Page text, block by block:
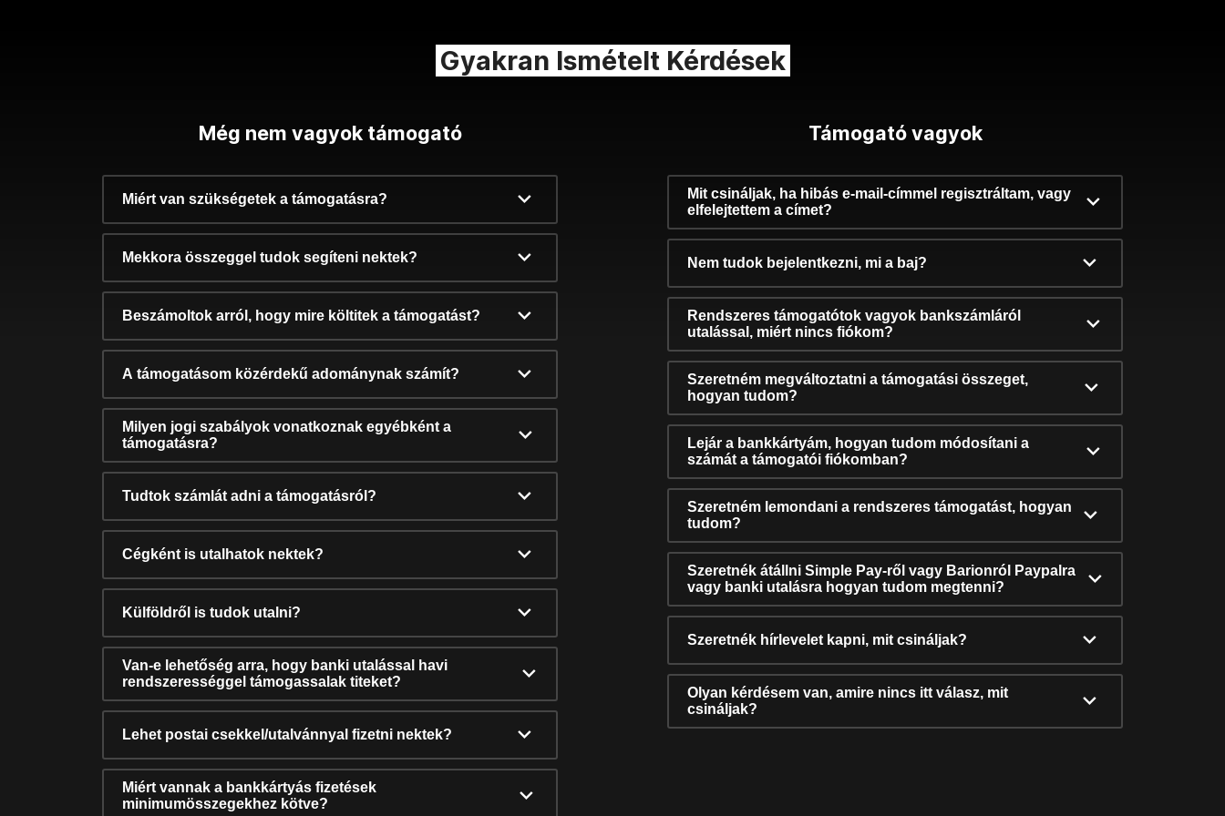
Gyakran Ismételt Kérdések
Még nem vagyok támogató
Miért van szükségetek a támogatásra?
Mekkora összeggel tudok segíteni nektek?
Beszámoltok arról, hogy mire költitek a támogatást?
A támogatásom közérdekű adománynak számít?
Milyen jogi szabályok vonatkoznak egyébként a
támogatásra?
Tudtok számlát adni a támogatásról?
Cégként is utalhatok nektek?
Külföldről is tudok utalni?
Van-e lehetőség arra, hogy banki utalással havi
rendszerességgel támogassalak titeket?
Lehet postai csekkel/utalvánnyal fizetni nektek?
Miért vannak a bankkártyás fizetések
minimumösszegekhez kötve?
Támogató vagyok
Mit csináljak, ha hibás e-mail-címmel regisztráltam, vagy
elfelejtettem a címet?
Nem tudok bejelentkezni, mi a baj?
Rendszeres támogatótok vagyok bankszámláról
utalással, miért nincs fiókom?
Szeretném megváltoztatni a támogatási összeget,
hogyan tudom?
Lejár a bankkártyám, hogyan tudom módosítani a
számát a támogatói fiókomban?
Szeretném lemondani a rendszeres támogatást, hogyan
tudom?
Szeretnék átállni Simple Pay-ről vagy Barionról Paypalra
vagy banki utalásra hogyan tudom megtenni?
Szeretnék hírlevelet kapni, mit csináljak?
Olyan kérdésem van, amire nincs itt válasz, mit
csináljak?